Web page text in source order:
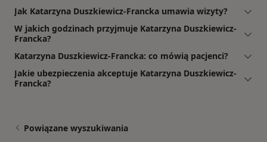
Jak Katarzyna Duszkiewicz-Francka umawia wizyty?
W jakich godzinach przyjmuje Katarzyna Duszkiewicz-
Francka?
Katarzyna Duszkiewicz-Francka: co mówią pacjenci?
Jakie ubezpieczenia akceptuje Katarzyna Duszkiewicz-
Francka?
Powiązane wyszukiwania